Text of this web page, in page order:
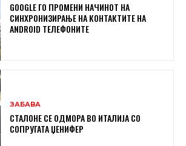
GOOGLE ГО ПРОМЕНИ НАЧИНОТ НА
СИНХРОНИЗИРАЊЕ НА КОНТАКТИТЕ НА
ANDROID ТЕЛЕФОНИТЕ
ЗАБАВА
СТАЛОНЕ СЕ ОДМОРА ВО ИТАЛИЈА СО
СОПРУГАТА ЏЕНИФЕР